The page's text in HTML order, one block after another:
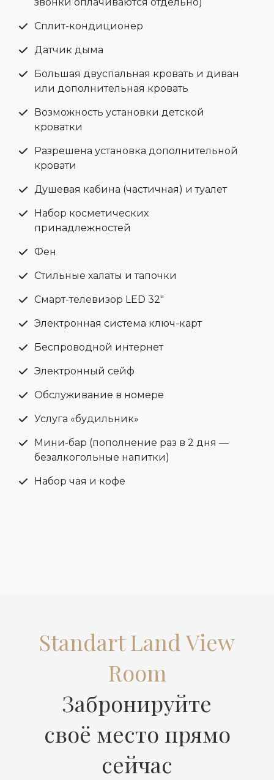
звонки оплачиваются отдельно)
Сплит-кондиционер
Датчик дыма
Большая двуспальная кровать и диван
или дополнительная кровать
Возможность установки детской
кроватки
Разрешена установка дополнительной
кровати
Душевая кабина (частичная) и туалет
Набор косметических
принадлежностей
Фен
Стильные халаты и тапочки
Смарт-телевизор LED 32"
Электронная система ключ-карт
Беспроводной интернет
Электронный сейф
Обслуживание в номере
Услуга «будильник»
Мини-бар (пополнение раз в 2 дня —
безалкогольные напитки)
Набор чая и кофе
Standart Land View
Room
Забронируйте
своё место прямо
сейчас